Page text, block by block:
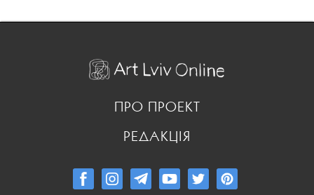
ПРО ПРОЕКТ
РЕДАКЦІЯ